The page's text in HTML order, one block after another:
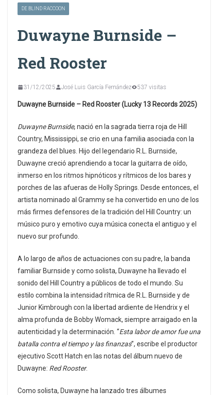
DE BLIND RACCOON
Duwayne Burnside –
Red Rooster
31/12/2025 José Luis García Fernández 537 visitas
Duwayne Burnside – Red Rooster (Lucky 13 Records 2025)
Duwayne Burnside, nació en la sagrada tierra roja de Hill
Country, Mississippi, se crio en una familia asociada con la
grandeza del blues. Hijo del legendario R.L. Burnside,
Duwayne creció aprendiendo a tocar la guitarra de oído,
inmerso en los ritmos hipnóticos y rítmicos de los bares y
porches de las afueras de Holly Springs. Desde entonces, el
artista nominado al Grammy se ha convertido en uno de los
más firmes defensores de la tradición del Hill Country: un
músico puro y emotivo cuya música conecta el antiguo y el
nuevo sur profundo.
A lo largo de años de actuaciones con su padre, la banda
familiar Burnside y como solista, Duwayne ha llevado el
sonido del Hill Country a públicos de todo el mundo. Su
estilo combina la intensidad rítmica de R.L. Burnside y de
Junior Kimbrough con la libertad ardiente de Hendrix y el
alma profunda de Bobby Womack, siempre arraigado en la
autenticidad y la determinación. “Esta labor de amor fue una
batalla contra el tiempo y las finanzas”, escribe el productor
ejecutivo Scott Hatch en las notas del álbum nuevo de
Duwayne: Red Rooster.
Como solista, Duwayne ha lanzado tres álbumes